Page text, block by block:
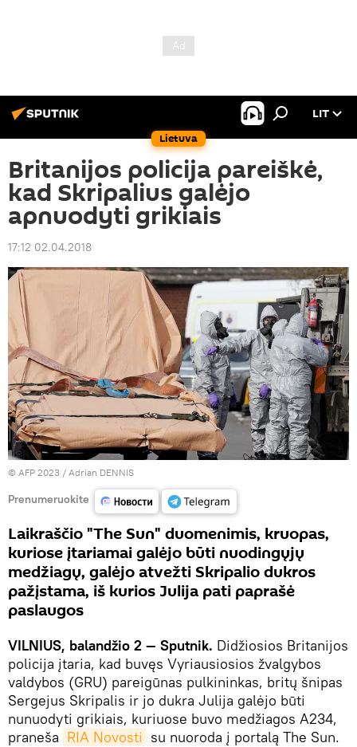
Lietuva
LIT
Britanijos policija pareiškė,
kad Skripalius galėjo
apnuodyti grikiais
17:12 02.04.2018
© AFP 2023 / Adrian DENNIS
Prenumeruokite
Laikraščio "The Sun" duomenimis, kruopas,
kuriose įtariamai galėjo būti nuodingųjų
medžiagų, galėjo atvežti Skripalio dukros
pažįstama, iš kurios Julija pati paprašė
paslaugos
VILNIUS, balandžio 2 — Sputnik. Didžiosios Britanijos
policija įtaria, kad buvęs Vyriausiosios žvalgybos
valdybos (GRU) pareigūnas pulkininkas, britų šnipas
Sergejus Skripalis ir jo dukra Julija galėjo būti
nunuodyti grikiais, kuriuose buvo medžiagos A234,
praneša RIA Novosti su nuoroda į portalą The Sun.